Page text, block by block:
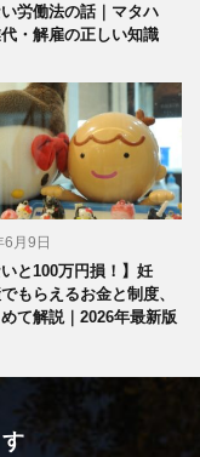
労働法の話｜マタハ
・解雇の正しい知識
月9日
いと100万円損！】妊
もらえるお金と制度、
て解説｜2026年最新版